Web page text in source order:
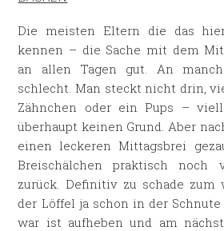
Die meisten Eltern die das
kennen – die Sache mit dem
an allen Tagen gut. An
schlecht. Man steckt nicht drin,
Zähnchen oder ein Pups –
überhaupt keinen Grund. Aber
einen leckeren Mittagsbrei
Breischälchen praktisch
zurück. Definitiv zu schade zum
der Löffel ja schon in der
war ist aufheben und am